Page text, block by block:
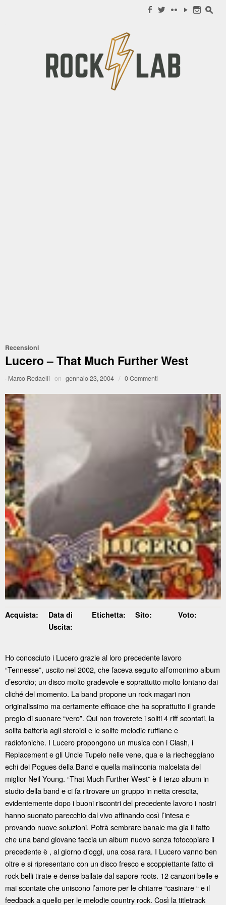
f w c y n s
Recensioni
Lucero – That Much Further West
· Marco Redaelli on gennaio 23, 2004 / 0 Commenti
Acquista:
Data di
Uscita:
Etichetta: Sito: Voto:
Ho conosciuto i Lucero grazie al loro precedente lavoro
“Tennesse”, uscito nel 2002, che faceva seguito all’omonimo album
d’esordio; un disco molto gradevole e soprattutto molto lontano dai
cliché del momento. La band propone un rock magari non
originalissimo ma certamente efficace che ha soprattutto il grande
pregio di suonare “vero”. Qui non troverete i soliti 4 riff scontati, la
solita batteria agli steroidi e le solite melodie ruffiane e
radiofoniche. I Lucero propongono un musica con i Clash, i
Replacement e gli Uncle Tupelo nelle vene, qua e la riecheggiano
echi dei Pogues della Band e quella malinconia malcelata del
miglior Neil Young. “That Much Further West” è il terzo album in
studio della band e ci fa ritrovare un gruppo in netta crescita,
evidentemente dopo i buoni riscontri del precedente lavoro i nostri
hanno suonato parecchio dal vivo affinando così l’intesa e
provando nuove soluzioni. Potrà sembrare banale ma gia il fatto
che una band giovane faccia un album nuovo senza fotocopiare il
precedente è , al giorno d’oggi, una cosa rara. I Lucero vanno ben
oltre e si ripresentano con un disco fresco e scoppiettante fatto di
rock belli tirate e dense ballate dal sapore roots. 12 canzoni belle e
mai scontate che uniscono l’amore per le chitarre “casinare “ e il
feedback a quello per le melodie country rock. Così la titletrack